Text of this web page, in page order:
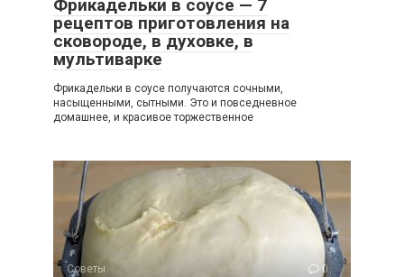
Фрикадельки в соусе — 7
рецептов приготовления на
сковороде, в духовке, в
мультиварке
Фрикадельки в соусе получаются сочными,
насыщенными, сытными. Это и повседневное
домашнее, и красивое торжественное
Советы 0